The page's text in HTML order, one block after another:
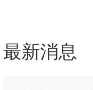
最新消息